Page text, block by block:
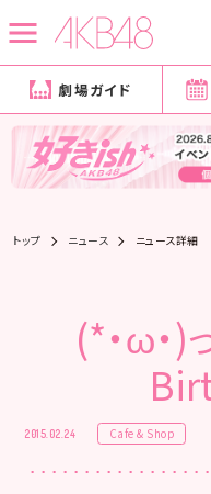
劇場ガイド
トップ ニュース ニュース詳細
(*・ω
2015.02.24 Cafe & Shop